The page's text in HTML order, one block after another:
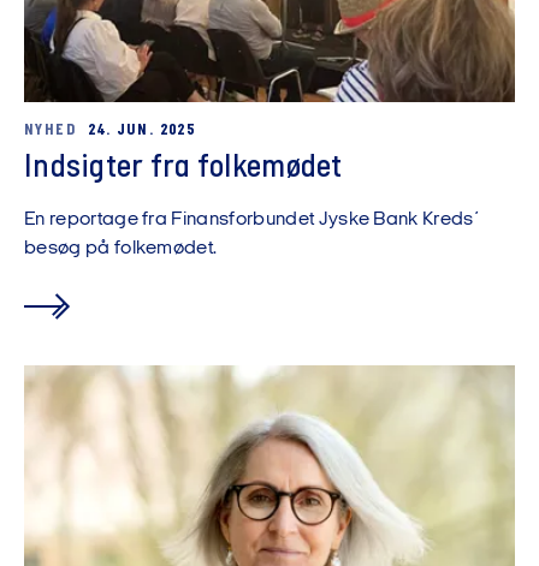
NYHED 24. JUN. 2025
Indsigter fra folkemødet
En reportage fra Finansforbundet Jyske Bank Kreds´
besøg på folkemødet.